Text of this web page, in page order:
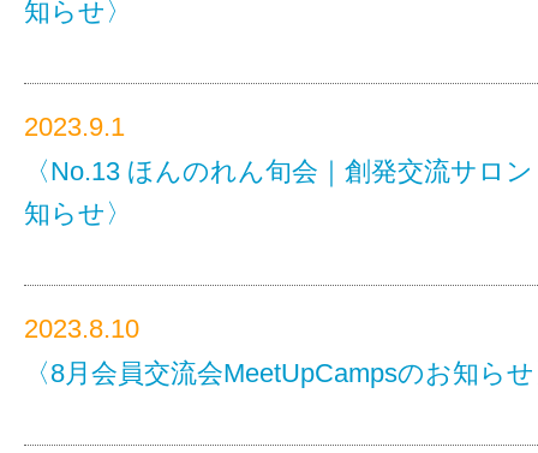
知らせ〉
2023.9.1
〈No.13 ほんのれん旬会｜創発交流サロ
知らせ〉
2023.8.10
〈8月会員交流会MeetUpCampsのお知ら